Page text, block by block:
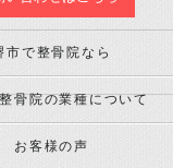
市で整骨院なら
骨院の業種について
お客様の声